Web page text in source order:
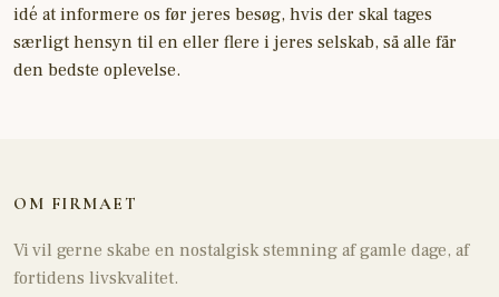
idé at informere os før jeres besøg, hvis der skal tages
særligt hensyn til en eller flere i jeres selskab, så alle får
den bedste oplevelse.​
OM FIRMAET
Vi vil gerne skabe en nostalgisk stemning af gamle dage, af
fortidens livskvalitet.